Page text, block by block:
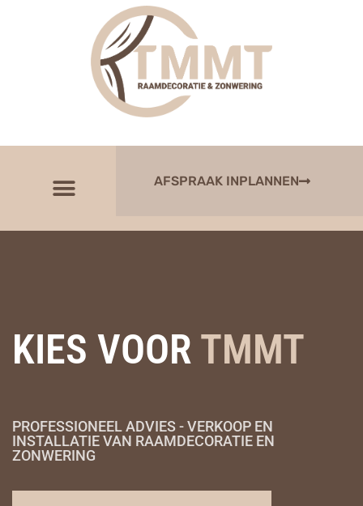
AFSPRAAK INPLANNEN
KIES VOOR TMMT
PROFESSIONEEL ADVIES - VERKOOP EN
INSTALLATIE VAN RAAMDECORATIE EN
ZONWERING